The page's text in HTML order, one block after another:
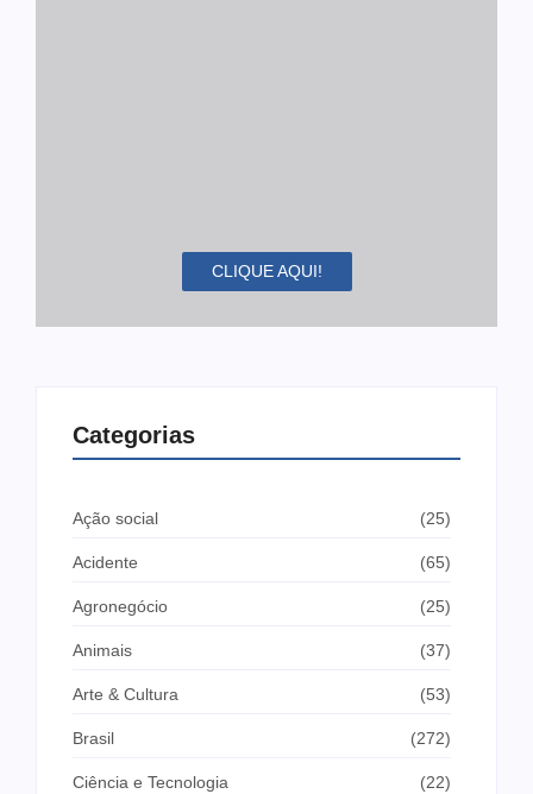
CLIQUE AQUI!
Categorias
Ação social (25)
Acidente (65)
Agronegócio (25)
Animais (37)
Arte & Cultura (53)
Brasil (272)
Ciência e Tecnologia (22)